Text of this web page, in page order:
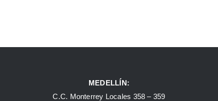
MEDELLÍN:
C.C. Monterrey Locales 358 – 359